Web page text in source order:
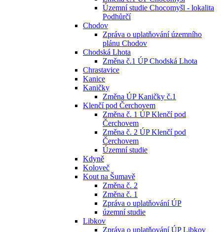
Územní studie Chocomyšl - lokalita
Podhůrčí
Chodov
Zpráva o uplatňování územního
plánu Chodov
Chodská Lhota
Změna č.1 ÚP Chodská Lhota
Chrastavice
Kanice
Kaničky
Změna ÚP Kaničky č.1
Klenčí pod Čerchovem
Změna č. 1 ÚP Klenčí pod
Čerchovem
Změna č. 2 ÚP Klenčí pod
Čerchovem
Územní studie
Kdyně
Koloveč
Kout na Šumavě
Změna č. 2
Změna č. 1
Zpráva o uplatňování ÚP
územní studie
Libkov
Zpráva o uplatňování ÚP Libkov